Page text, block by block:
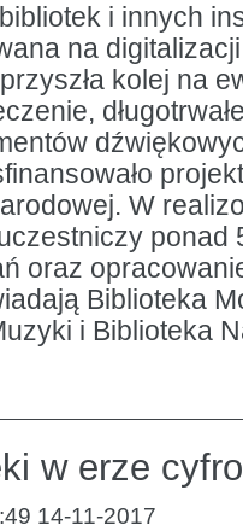
dokumentów
dźwiękowych:
wstępne
Biblioteki
Narodowej
Czech
i innych
na
kolej na
W
ponad
oraz
Biblioteka
i Biblioteka
w erze
14-11-2017